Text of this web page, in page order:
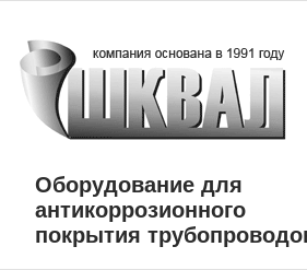
Оборудование для
антикоррозионного
покрытия